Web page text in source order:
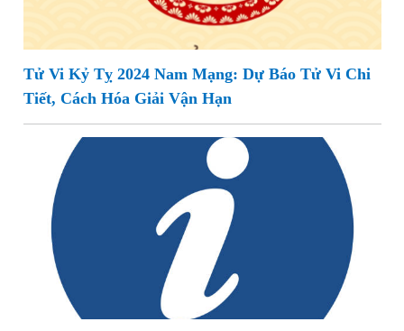
Tử Vi Kỷ Tỵ 2024 Nam Mạng: Dự Báo Tử Vi Chi
Tiết, Cách Hóa Giải Vận Hạn